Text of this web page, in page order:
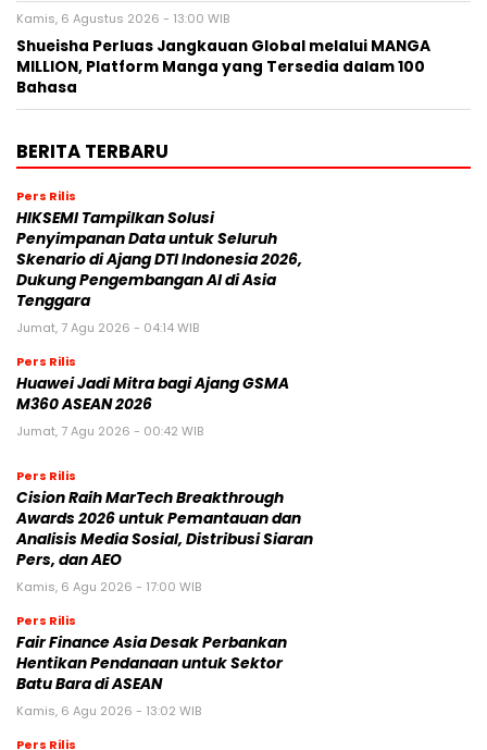
Kamis, 6 Agustus 2026 - 13:00 WIB
Shueisha Perluas Jangkauan Global melalui MANGA
MILLION, Platform Manga yang Tersedia dalam 100
Bahasa
BERITA TERBARU
Pers Rilis
HIKSEMI Tampilkan Solusi
Penyimpanan Data untuk Seluruh
Skenario di Ajang DTI Indonesia 2026,
Dukung Pengembangan AI di Asia
Tenggara
Jumat, 7 Agu 2026 - 04:14 WIB
Pers Rilis
Huawei Jadi Mitra bagi Ajang GSMA
M360 ASEAN 2026
Jumat, 7 Agu 2026 - 00:42 WIB
Pers Rilis
Cision Raih MarTech Breakthrough
Awards 2026 untuk Pemantauan dan
Analisis Media Sosial, Distribusi Siaran
Pers, dan AEO
Kamis, 6 Agu 2026 - 17:00 WIB
Pers Rilis
Fair Finance Asia Desak Perbankan
Hentikan Pendanaan untuk Sektor
Batu Bara di ASEAN
Kamis, 6 Agu 2026 - 13:02 WIB
Pers Rilis